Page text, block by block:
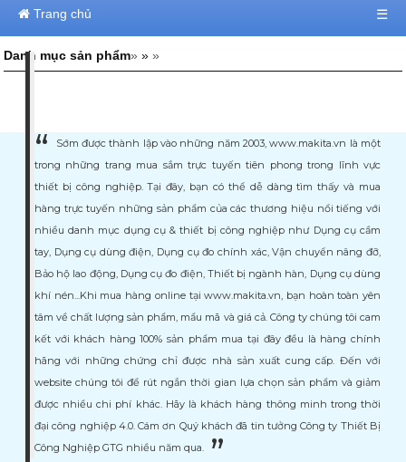
Trang chủ ☰
Danh mục sản phẩm»»»
Sớm được thành lập vào những năm 2003, www.makita.vn là một
trong những trang mua sắm trực tuyến tiên phong trong lĩnh vực
thiết bị công nghiệp. Tại đây, bạn có thể dễ dàng tìm thấy và mua
hàng trực tuyến những sản phẩm của các thương hiệu nổi tiếng với
nhiều danh mục dụng cụ & thiết bị công nghiệp như Dụng cụ cầm
tay, Dụng cụ dùng điện, Dụng cụ đo chính xác, Vận chuyển nâng đỡ,
Bảo hộ lao động, Dụng cụ đo điện, Thiết bị ngành hàn, Dụng cụ dùng
khí nén...Khi mua hàng online tại www.makita.vn, bạn hoàn toàn yên
tâm về chất lượng sản phẩm, mẩu mã và giá cả. Công ty chúng tôi cam
kết với khách hàng 100% sản phẩm mua tại đây đều là hàng chính
hãng với những chứng chỉ được nhà sản xuất cung cấp. Đến với
website chúng tôi để rút ngắn thời gian lựa chọn sản phẩm và giảm
được nhiều chi phí khác. Hãy là khách hàng thông minh trong thời
đại công nghiệp 4.0. Cám ơn Quý khách đã tin tưởng Công ty Thiết Bị
Công Nghiệp GTG nhiều năm qua.